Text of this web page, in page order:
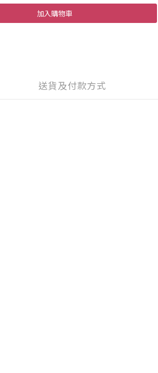
加入購物車
送貨及付款方式